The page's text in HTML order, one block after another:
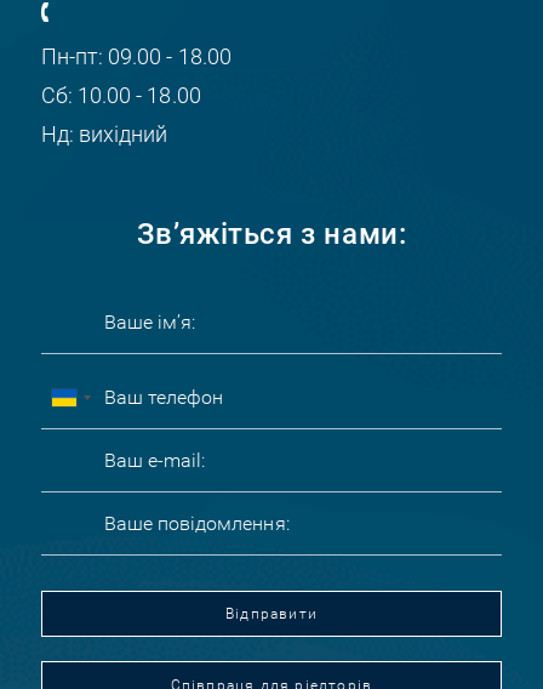
Пн-пт: 09.00 - 18.00
Сб: 10.00 - 18.00
Нд: вихідний
Зв’яжіться з нами:
Відправити
Співпраця для ріелторів